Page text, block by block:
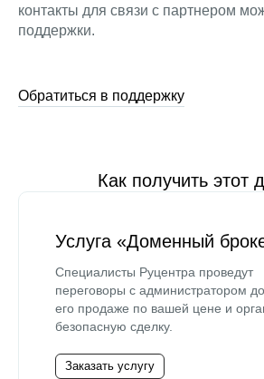
контакты для связи с партнером
поддержки.
Обратиться в поддержку
Как получить этот
Услуга «Доменный
Специалисты Руцентра проведут
переговоры с администратором
его продаже по вашей цене и
безопасную сделку.
Заказать услугу